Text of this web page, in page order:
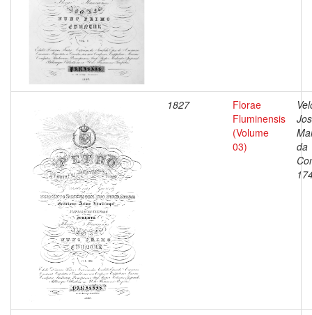
1827
Florae
Fluminensis
(Volume
03)
da